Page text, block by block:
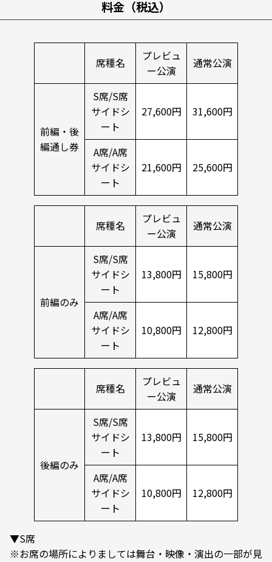
料金（税込）
席種名
プレビュ
ー公演
通常公演
前編・後
編通し券
S席/S席
サイドシ
ート
27,600円 31,600円
A席/A席
サイドシ
ート
21,600円 25,600円
席種名
プレビュ
ー公演
通常公演
前編のみ
S席/S席
サイドシ
ート
13,800円 15,800円
A席/A席
サイドシ
ート
10,800円 12,800円
席種名
プレビュ
ー公演
通常公演
後編のみ
S席/S席
サイドシ
ート
13,800円 15,800円
A席/A席
サイドシ
ート
10,800円 12,800円
▼S席
※お席の場所によりましては舞台・映像・演出の一部が見